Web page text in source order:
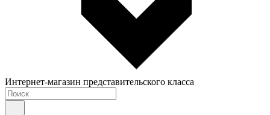
Интернет-магазин представительского класса